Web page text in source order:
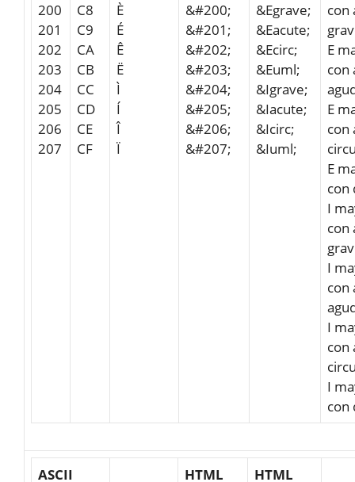
200
201
202
203
204
205
206
207
C8
C9
CA
CB
CC
CD
CE
CF
È
É
Ê
Ë
Ì
Í
Î
Ï
&#200;
&#201;
&#202;
&#203;
&#204;
&#205;
&#206;
&#207;
&Egrave;
&Eacute;
&Ecirc;
&Euml;
&Igrave;
&Iacute;
&Icirc;
&Iuml;
con
E
con
E
con
E
con
I
con
I
con
I
con
I
con
ASCII HTML
HTML